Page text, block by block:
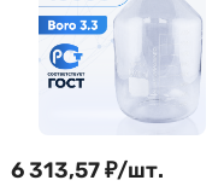
6 313,57₽/шт.